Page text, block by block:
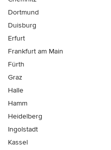
Dortmund
Duisburg
Erfurt
Frankfurt am Main
Fürth
Graz
Halle
Hamm
Heidelberg
Ingolstadt
Kassel